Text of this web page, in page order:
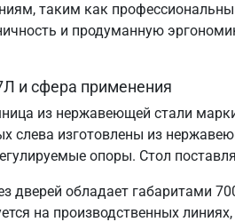
таким как
и продуманную
и сфера применения
из нержавеющей стали
изготовлены из
опоры. Стол
дверей обладает габаритами
на производственных